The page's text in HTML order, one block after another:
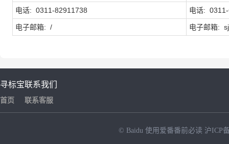
电话: 0311-82911738 电话:
电子邮箱: / 电子邮箱:
寻标宝
首页
联系我们
联系客服
© Baidu 使用爱番番前必读 沪ICP